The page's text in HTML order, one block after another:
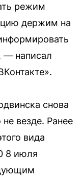
режим
держим на
— написал
снова
везде. Ранее
вида
8 июля